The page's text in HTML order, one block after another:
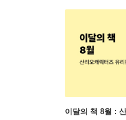
이달의 책 8월 :